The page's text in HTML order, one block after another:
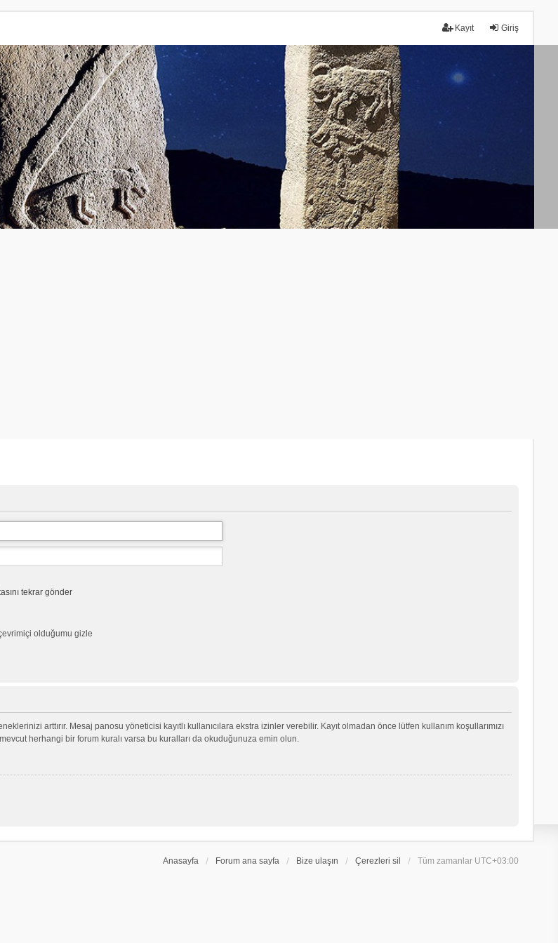
Giriş
Kayıt
tekrar gönder
olduğumu gizle
arttırır. Mesaj panosu yöneticisi kayıtlı kullanıcılara ekstra izinler verebilir. Kayıt olmadan önce lütfen kullanım koşullarımızı
herhangi bir forum kuralı varsa bu kuralları da okuduğunuza emin olun.
Anasayfa Forum ana sayfa Bize ulaşın Çerezleri sil Tüm zamanlar UTC+03:00